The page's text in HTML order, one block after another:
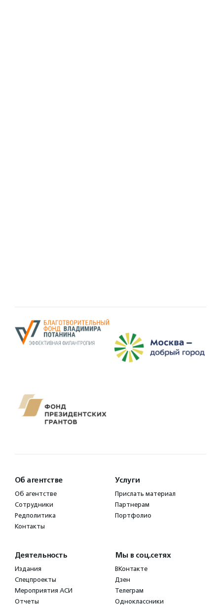
Об агентстве
Об агентстве
Сотрудники
Редполитика
Контакты
Услуги
Прислать материал
Партнерам
Портфолио
Деятельность
Издания
Спецпроекты
Мероприятия АСИ
Отчеты
Мы в соц.сетях
ВКонтакте
Дзен
Телеграм
Одноклассники